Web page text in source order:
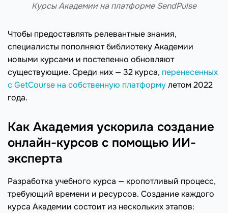
Курсы Академии на платформе SendPulse
Чтобы предоставлять релевантные знания,
специалисты пополняют библиотеку Академии
новыми курсами и постепенно обновляют
существующие. Среди них — 32 курса, перенесенных
с GetCourse на собственную платформулетом 2022
года.
Как Академия ускорила создание
онлайн-курсов с помощью ИИ-
эксперта
Разработка учебного курса — кропотливый процесс,
требующий времени и ресурсов. Создание каждого
курса Академии состоит из нескольких этапов: